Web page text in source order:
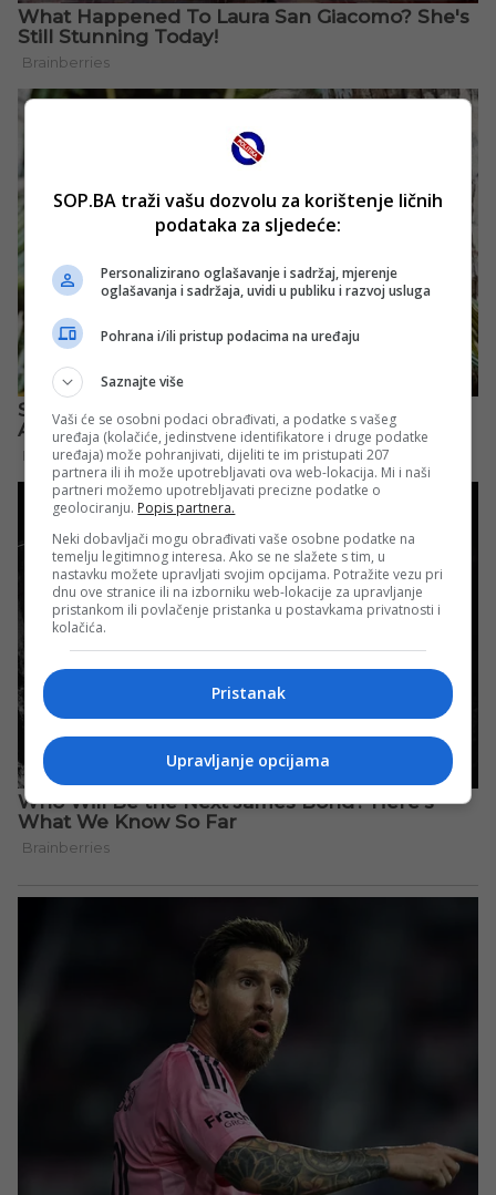
SOP.BA traži vašu dozvolu za korištenje ličnih
podataka za sljedeće:
Personalizirano oglašavanje i sadržaj, mjerenje
oglašavanja i sadržaja, uvidi u publiku i razvoj usluga
Pohrana i/ili pristup podacima na uređaju
Saznajte više
Vaši će se osobni podaci obrađivati, a podatke s vašeg
uređaja (kolačiće, jedinstvene identifikatore i druge podatke
uređaja) može pohranjivati, dijeliti te im pristupati 207
partnera ili ih može upotrebljavati ova web-lokacija. Mi i naši
partneri možemo upotrebljavati precizne podatke o
geolociranju. Popis partnera.
Neki dobavljači mogu obrađivati vaše osobne podatke na
temelju legitimnog interesa. Ako se ne slažete s tim, u
nastavku možete upravljati svojim opcijama. Potražite vezu pri
dnu ove stranice ili na izborniku web-lokacije za upravljanje
pristankom ili povlačenje pristanka u postavkama privatnosti i
kolačića.
Pristanak
Upravljanje opcijama